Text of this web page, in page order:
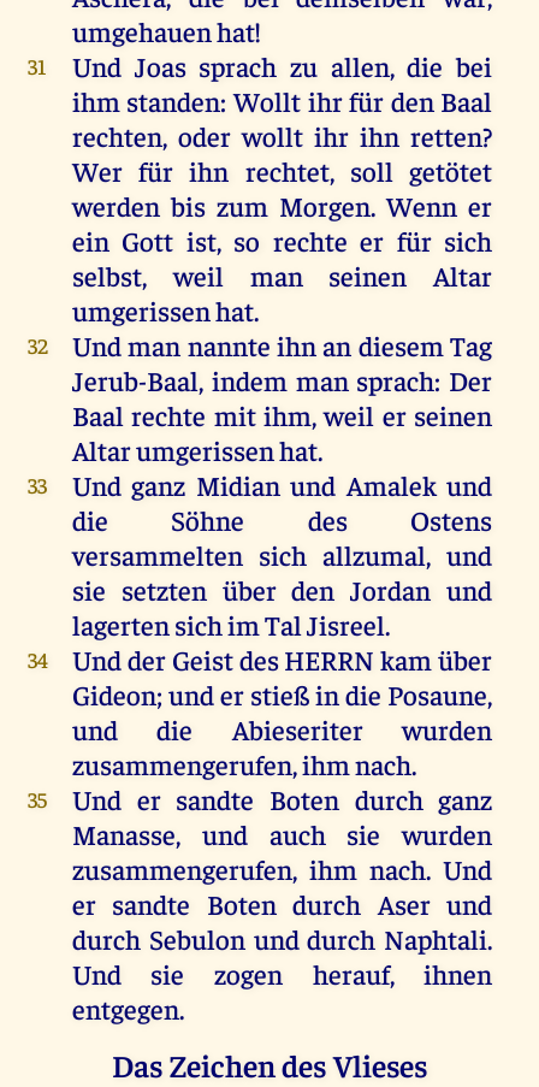
umgehauenhat!
31 Und Joas sprach zu allen,die bei
ihm standen:Wollt ihrfür den Baal
rechten, oder wollt ihr ihn retten?
Wer für ihn rechtet, soll getötet
werden bis zum Morgen.Wenn er
ein Gott ist, so rechte er für sich
selbst,weil man seinen
Altar
umgerissenhat.
32 Undman nannte ihnan diesem Tag
Jerub-Baal, indem man sprach: Der
Baal rechte mit ihm,weil er seinen
Altarumgerissenhat.
33 Und ganz Midian und Amalek und
die
Söhne desOstens
versammelten sich allzumal,und
sie setzten über den Jordan und
lagertensichimTalJisreel.
34 Undder GeistdesHERRN kam über
Gideon; under stießindie Posaune,
und
die Abieseriterwurden
zusammengerufen,ihmnach.
35 Und er sandte Boten durch ganz
Manasse, und auch sie
wurden
zusammengerufen, ihm nach.Und
er sandte Boten durch Aserund
durch Sebulon und durch Naphtali.
Und
sie zogen herauf,ihnen
entgegen.
Das Zeichen des Vlieses